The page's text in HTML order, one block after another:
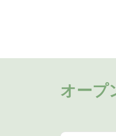
オープ